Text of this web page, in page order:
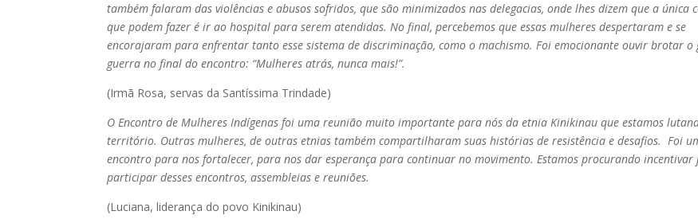
também falaram das violências e abusos sofridos, que são minimizados nas delegacias, onde lhes dizem que a única
que podem fazer é ir ao hospital para serem atendidas. No final, percebemos que essas mulheres despertaram e se
encorajaram para enfrentar tanto esse sistema de discriminação, como o machismo. Foi emocionante ouvir brotar o
guerra no final do encontro: “Mulheres atrás, nunca mais!”.
(Irmã Rosa, servas da Santíssima Trindade)
O Encontro de Mulheres Indígenas foi uma reunião muito importante para nós da etnia Kinikinau que estamos
território. Outras mulheres, de outras etnias também compartilharam suas histórias de resistência e desafios. Foi
encontro para nos fortalecer, para nos dar esperança para continuar no movimento. Estamos procurando incentivar
participar desses encontros, assembleias e reuniões.
(Luciana, liderança do povo Kinikinau)